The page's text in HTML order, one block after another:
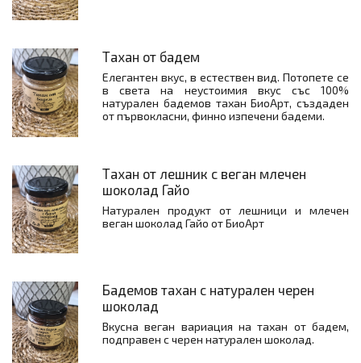
Тахан от бадем
Елегантен вкус, в естествен вид. Потопете се
в света на неустоимия вкус със 100%
натурален бадемов тахан БиоАрт, създаден
от първокласни, финно изпечени бадеми.
Тахан от лешник с веган млечен
шоколад Гайо
Натурален продукт от лешници и млечен
веган шоколад Гайо от БиоАрт
Бадемов тахан с натурален черен
шоколад
Вкусна веган вариация на тахан от бадем,
подправен с черен натурален шоколад.